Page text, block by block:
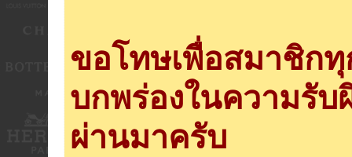
ขอโทษเพื่อสมาชิก
บกพร่องในความรั
ผ่านมาครับ